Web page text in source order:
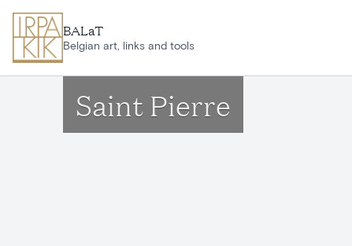
BALaT
Belgian art, links and tools
Saint Pierre